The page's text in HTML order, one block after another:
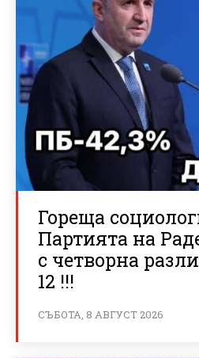
Гореща
Партията на
с четворна
12 !!!
СЪБОТА, 8 АВГУСТ 2026